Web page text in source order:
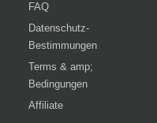
FAQ
Datenschutz-
Bestimmungen
Terms & amp;
Bedingungen
Affiliate